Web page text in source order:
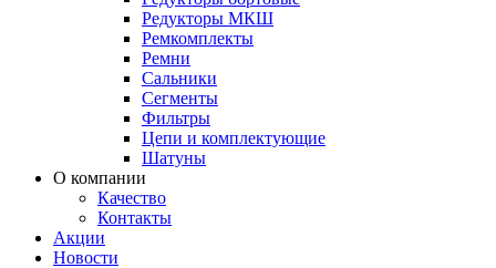
Редукторы МКШ
Ремкомплекты
Ремни
Сальники
Сегменты
Фильтры
Цепи и комплектующие
Шатуны
О компании
Качество
Контакты
Акции
Новости